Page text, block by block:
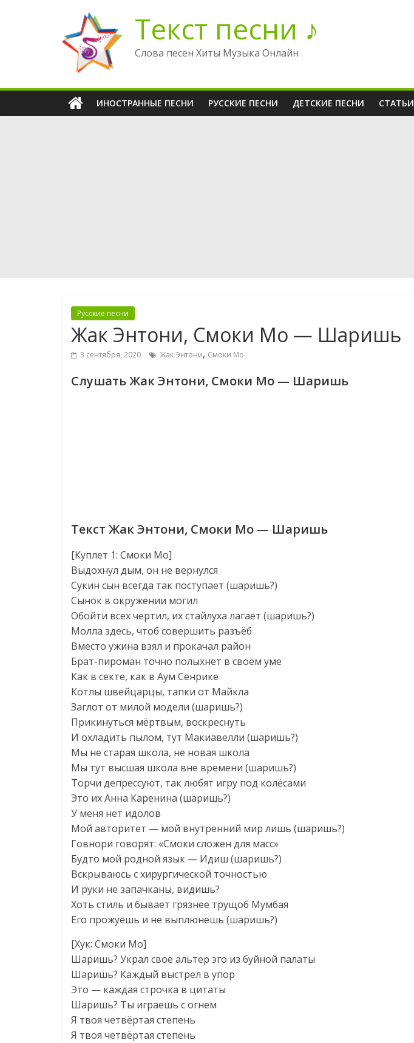
содержимому
Текст песни ♪
Слова песен Хиты Музыка Онлайн
ИНОСТРАННЫЕ ПЕСНИ РУССКИЕ ПЕСНИ ДЕТСКИЕ ПЕСНИ СТАТЬИ
Русские песни
Жак Энтони, Смоки Мо — Шаришь
3 сентября, 2020 Жак Энтони, Смоки Мо
Слушать Жак Энтони, Смоки Мо — Шаришь
Текст Жак Энтони, Смоки Мо — Шаришь
[Куплет 1: Смоки Мо]
Выдохнул дым, он не вернулся
Сукин сын всегда так поступает (шаришь?)
Сынок в окружении могил
Обойти всех чертил, их стайлуха лагает (шаришь?)
Молла здесь, чтоб совершить разъёб
Вместо ужина взял и прокачал район
Брат-пироман точно полыхнет в своём уме
Как в секте, как в Аум Сенрике
Котлы швейцарцы, тапки от Майкла
Заглот от милой модели (шаришь?)
Прикинуться мёртвым, воскреснуть
И охладить пылом, тут Макиавелли (шаришь?)
Мы не старая школа, не новая школа
Мы тут высшая школа вне времени (шаришь?)
Торчи депрессуют, так любят игру под колёсами
Это их Анна Каренина (шаришь?)
У меня нет идолов
Мой авторитет — мой внутренний мир лишь (шаришь?)
Говнори говорят: «Смоки сложен для масс»
Будто мой родной язык — Идиш (шаришь?)
Вскрываюсь с хирургической точностью
И руки не запачканы, видишь?
Хоть стиль и бывает грязнее трущоб Мумбая
Его прожуешь и не выплюнешь (шаришь?)
[Хук: Смоки Мо]
Шаришь? Украл свое альтер эго из буйной палаты
Шаришь? Каждый выстрел в упор
Это — каждая строчка в цитаты
Шаришь? Ты играешь с огнем
Я твоя четвёртая степень
Я твоя четвёртая степень